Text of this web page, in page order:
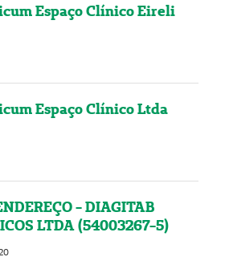
Espaço Clínico Eireli
Espaço Clínico Ltda
- DIAGITAB
LTDA (54003267-5)